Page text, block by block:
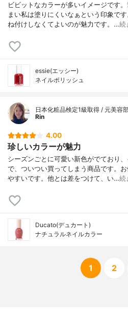
ビビットなカラーが多いイメージです
まい私は塗りにくいなぁという印象で
ね付けしなくてよいのが魅力です。…続
essie(エッシー)
ネイルポリッシュ
日本化粧品検定1級取得 / 元美容
Rin
4.00
珍しいカラーが魅力
シーズンごとに可愛い新色がでており
で、ついつい買ってしまう商品です。
やすいです。他とは差をつけて、い…続
Ducato(デュカート)
ナチュラルネイルカラー
1 2